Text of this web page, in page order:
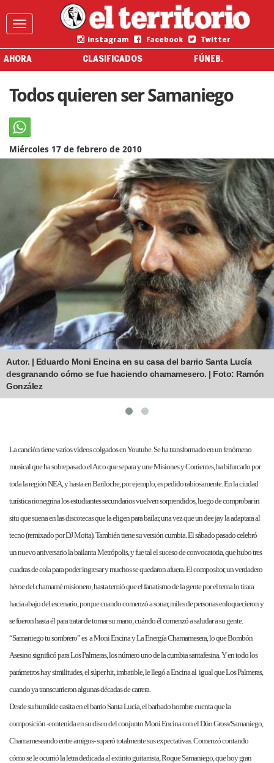
Instagram Facebook Twitter
AHORA CLASIFICADOS FÚNEB.
Todos quieren ser Samaniego
Miércoles 17 de febrero de 2010
Autor. | Eduardo Moni Encina en su casa del barrio Santa Lucía
desgranando cómo se fue haciendo chamamesero. | Foto: Ramón
González
La canción tiene varios videos colgados en Youtube. Se ha transformado en un fenómeno
musical que ha sobrepasado el Arco que separa y une Misiones y Corrientes, ha bifurcado por
toda la región NEA, y hasta en Bariloche, por ejemplo, es pedido rabiosamente. En la ciudad
turística rionegrina los estudiantes secundarios vuelven sorprendidos, luego de comprobar in
situ que suena en las discotecas que la eligen para bailar, una vez que un dee jay la adaptara al
tecno (remixado por DJ Motta). También tiene su versión cumbia. El sábado pasado celebró
un nuevo aniversario la bailanta Metrópolis, y fue tal el suceso de convocatoria, que hubo tres
cuadras de cola para poder ingresar y muchos se quedaron afuera. El compositor, un verdadero
héroe del chamamé misionero, hasta temió que el fanatismo de la gente por el tema lo tirara
hacia abajo del escenario, porque cuando comenzó a sonar, miles de personas enloquecieron y
se fueron hasta él para tratar de tomar su mano, cuándo él comenzó a saludar a su gente.
“Samaniego tu sombrero” es a Moni Encina y La Energía Chamamesera, lo que Bombón
Asesino significó para Los Palmeras, los número uno de la cumbia santafesina. Y en todo los
parámetros hay similitudes, el súper hit, imbatible, le llegó a Encina al igual que Los Palmeras,
cuando ya transcurrieron algunas décadas de carrera.
Desde su humilde casita en el barrio Santa Lucía, el barbado hombre cuenta que la
composición -contenida en su disco del conjunto Moni Encina con el Dúo Gross/Samaniego,
Chamameseando entre amigos- superó totalmente sus expectativas. Comenzó contando
cómo se le ocurrió la letra dedicada al extinto guitarrista, Roque Samaniego, que hoy gran